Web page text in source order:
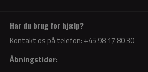
Har du brug for hjælp?
Kontakt os på telefon: +45 98 17 80 30
Åbningstider: